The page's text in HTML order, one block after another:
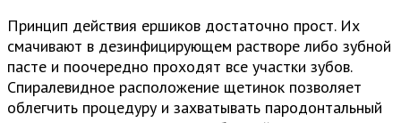
Принцип действия ершиков достаточно прост. Их
смачивают в дезинфицирующем растворе либо зубной
пасте и поочередно проходят все участки зубов.
Спиралевидное расположение щетинок позволяет
облегчить процедуру и захватывать пародонтальный